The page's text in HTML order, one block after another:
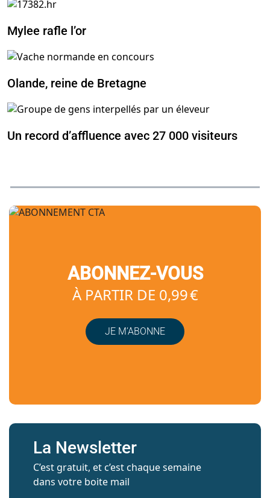
Mylee rafle l’or
Olande, reine de Bretagne
Un record d’affluence avec 27 000 visiteurs
ABONNEZ-VOUS
À PARTIR DE 0,99 €
JE M’ABONNE
La Newsletter
C’est gratuit, et c’est chaque semaine
dans votre boite mail